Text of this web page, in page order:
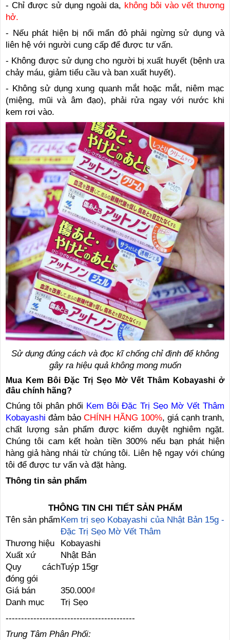
- Chỉ được sử dụng ngoài da, không bôi vào vết thương
hở.
- Nếu phát hiện bị nổi mẩn đỏ phải ngừng sử dụng và
liên hệ với người cung cấp để được tư vấn.
- Không được sử dụng cho người bị xuất huyết (bệnh ưa
chảy máu, giảm tiểu cầu và ban xuất huyết).
- Không sử dụng xung quanh mắt hoặc mắt, niêm mạc
(miệng, mũi và âm đạo), phải rửa ngay với nước khi
kem rơi vào.
Sử dụng đúng cách và đọc kĩ chống chỉ định để không
gây ra hiệu quả không mong muốn
Mua Kem Bôi Đặc Trị Sẹo Mờ Vết Thâm Kobayashi ở
đâu chính hãng?
Chúng tôi phân phối Kem Bôi Đặc Trị Sẹo Mờ Vết Thâm
Kobayashi đảm bảo CHÍNH HÃNG 100%, giá cạnh tranh,
chất lượng sản phẩm được kiểm duyệt nghiêm ngặt.
Chúng tôi cam kết hoàn tiền 300% nếu bạn phát hiện
hàng giả hàng nhái từ chúng tôi. Liên hệ ngay với chúng
tôi để được tư vấn và đặt hàng.
Thông tin sản phẩm
THÔNG TIN CHI TIẾT SẢN PHẨM
Tên sản phẩm Kem trị sẹo Kobayashi của Nhật Bản 15g -
Đặc Trị Sẹo Mờ Vết Thâm
Thương hiệu
Kobayashi
Xuất xứ
Nhật Bản
Quy cách
đóng gói
Tuýp 15gr
Giá bán
350.000₫
Danh mục
Trị Sẹo
------------------------------------------
Trung Tâm Phân Phối: